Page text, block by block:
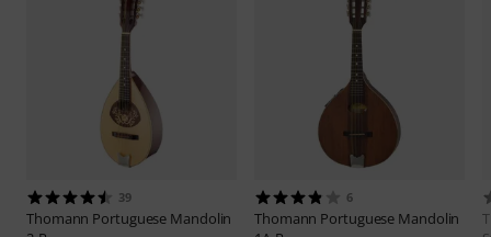
39
Thomann Portuguese Mandolin
6
Thomann Portuguese Mandolin